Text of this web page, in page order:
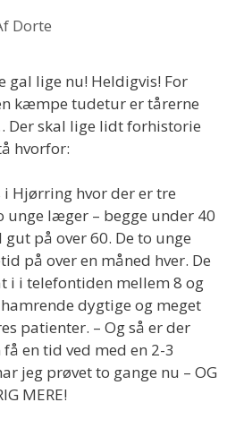
Dorte
gal lige nu! Heldigvis! For
kæmpe tudetur er tårerne
Der skal lige lidt forhistorie
hvorfor:
i Hjørring hvor der er tre
læger – begge under 40
gut på over 60. De to unge
på over en måned hver. De
i i telefontiden mellem 8 og
dygtige og meget
patienter. – Og så er der
en tid ved med en 2-3
jeg prøvet to gange nu – OG
MERE!